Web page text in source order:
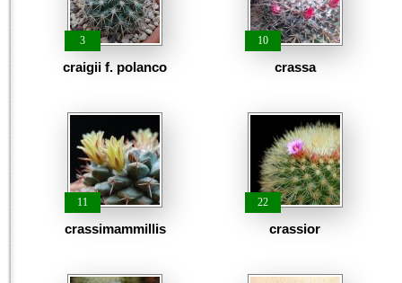
3
craigii f. polanco
10
crassa
11
crassimammillis
22
crassior